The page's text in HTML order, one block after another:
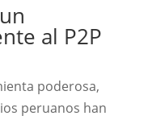
al P2P
poderosa,
peruanos han